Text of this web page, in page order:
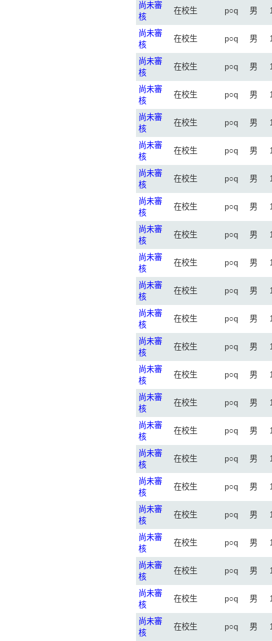
尚未審
核
在校生 p○q 男
尚未審
核
在校生 p○q 男
尚未審
核
在校生 p○q 男
尚未審
核
在校生 p○q 男
尚未審
核
在校生 p○q 男
尚未審
核
在校生 p○q 男
尚未審
核
在校生 p○q 男
尚未審
核
在校生 p○q 男
尚未審
核
在校生 p○q 男
尚未審
核
在校生 p○q 男
尚未審
核
在校生 p○q 男
尚未審
核
在校生 p○q 男
尚未審
核
在校生 p○q 男
尚未審
核
在校生 p○q 男
尚未審
核
在校生 p○q 男
尚未審
核
在校生 p○q 男
尚未審
核
在校生 p○q 男
尚未審
核
在校生 p○q 男
尚未審
核
在校生 p○q 男
尚未審
核
在校生 p○q 男
尚未審
核
在校生 p○q 男
尚未審
核
在校生 p○q 男
尚未審
核
在校生 p○q 男